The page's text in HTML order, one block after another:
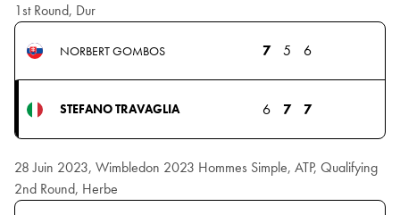
1st Round, Dur
NORBERT GOMBOS 7 5 6
STEFANO TRAVAGLIA 6 7 7
28 Juin 2023, Wimbledon 2023 Hommes Simple, ATP, Qualifying
2nd Round, Herbe